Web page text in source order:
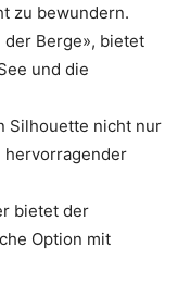
zu bewundern.
der Berge», bietet
und die
Silhouette nicht nur
hervorragender
bietet der
Option mit